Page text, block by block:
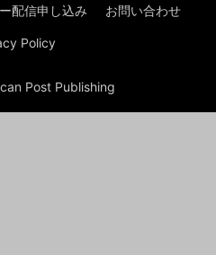
配信申し込み お問い合わせ
Policy
Post Publishing